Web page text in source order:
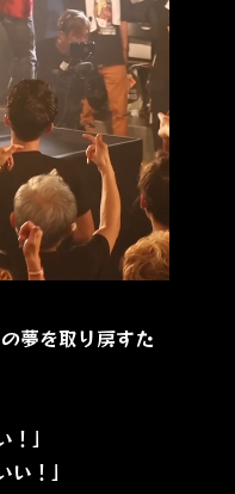
夢を取り戻すた
」
！」